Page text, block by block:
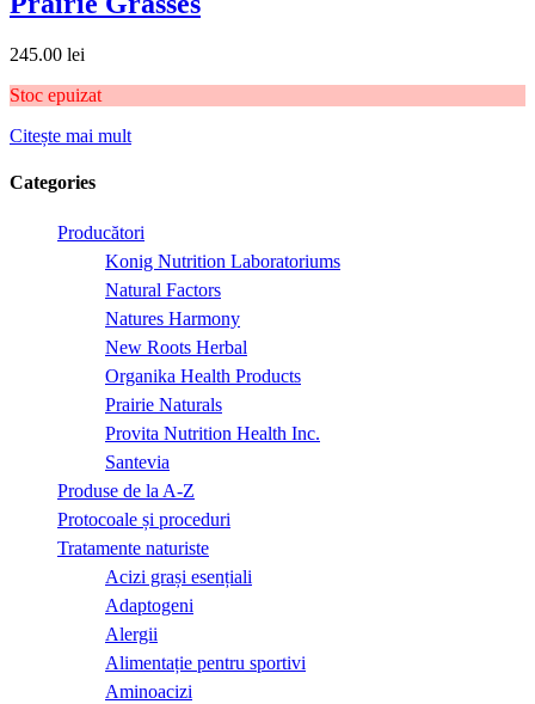
245.00 lei
Stoc epuizat
Citește mai mult
Categories
Producători
Konig Nutrition Laboratoriums
Natural Factors
Natures Harmony
New Roots Herbal
Organika Health Products
Prairie Naturals
Provita Nutrition Health Inc.
Santevia
Produse de la A-Z
Protocoale și proceduri
Tratamente naturiste
Acizi grași esențiali
Adaptogeni
Alergii
Alimentație pentru sportivi
Aminoacizi